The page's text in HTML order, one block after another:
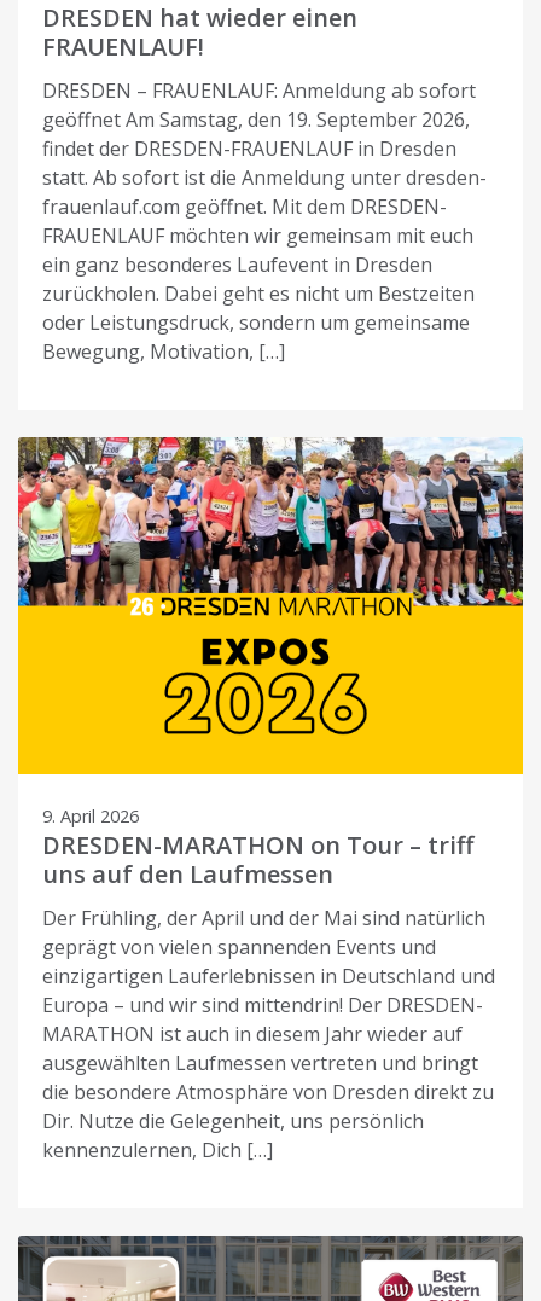
DRESDEN hat wieder einen
FRAUENLAUF!
DRESDEN – FRAUENLAUF: Anmeldung ab sofort
geöffnet Am Samstag, den 19. September 2026,
findet der DRESDEN-FRAUENLAUF in Dresden
statt. Ab sofort ist die Anmeldung unter dresden-
frauenlauf.com geöffnet. Mit dem DRESDEN-
FRAUENLAUF möchten wir gemeinsam mit euch
ein ganz besonderes Laufevent in Dresden
zurückholen. Dabei geht es nicht um Bestzeiten
oder Leistungsdruck, sondern um gemeinsame
Bewegung, Motivation, […]
9. April 2026
DRESDEN-MARATHON on Tour – triff
uns auf den Laufmessen
Der Frühling, der April und der Mai sind natürlich
geprägt von vielen spannenden Events und
einzigartigen Lauferlebnissen in Deutschland und
Europa – und wir sind mittendrin! Der DRESDEN-
MARATHON ist auch in diesem Jahr wieder auf
ausgewählten Laufmessen vertreten und bringt
die besondere Atmosphäre von Dresden direkt zu
Dir. Nutze die Gelegenheit, uns persönlich
kennenzulernen, Dich […]